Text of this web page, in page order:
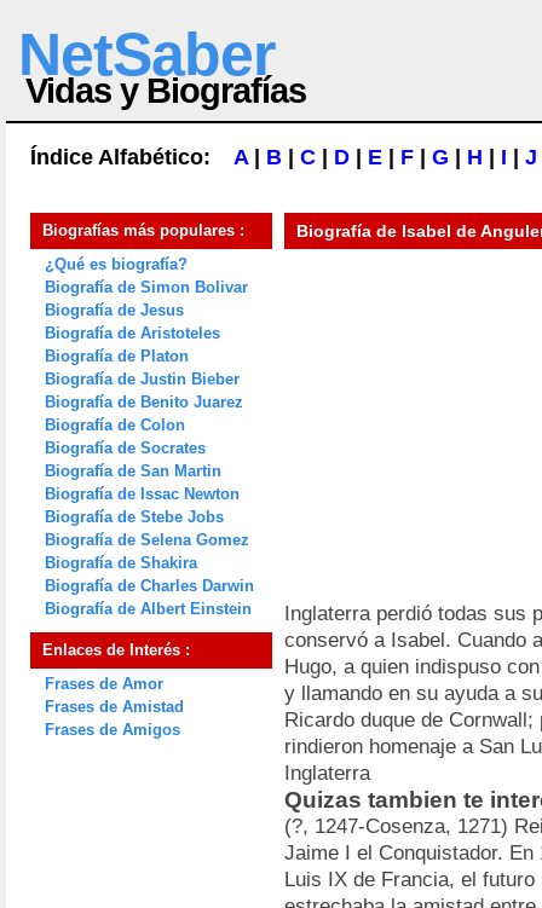
NetSaber
Vidas y Biografías
Índice Alfabético: A| B C D E F G H I J
Biografías más populares :
¿Qué es biografía?
Biografía de Simon Bolivar
Biografía de Jesus
Biografía de Aristoteles
Biografía de Platon
Biografía de Justin Bieber
Biografía de Benito Juarez
Biografía de Colon
Biografía de Socrates
Biografía de San Martin
Biografía de Issac Newton
Biografía de Stebe Jobs
Biografía de Selena Gomez
Biografía de Shakira
Biografía de Charles Darwin
Biografía de Albert Einstein
Enlaces de Interés :
Frases de Amor
Frases de Amistad
Frases de Amigos
Biografía de Isabel de
Inglaterra perdió todas sus
conservó a Isabel. Cuando
Hugo, a quien indispuso
y llamando en su ayuda a
Ricardo duque de
rindieron homenaje a San
Inglaterra
Quizas tambien te
(?, 1247-Cosenza, 1271)
Jaime I el Conquistador.
Luis IX de Francia, el